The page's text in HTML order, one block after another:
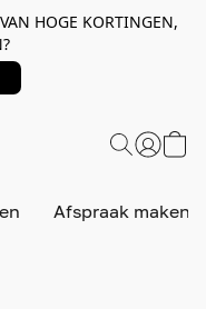
HOGE KORTINGEN,
Afspraak maken